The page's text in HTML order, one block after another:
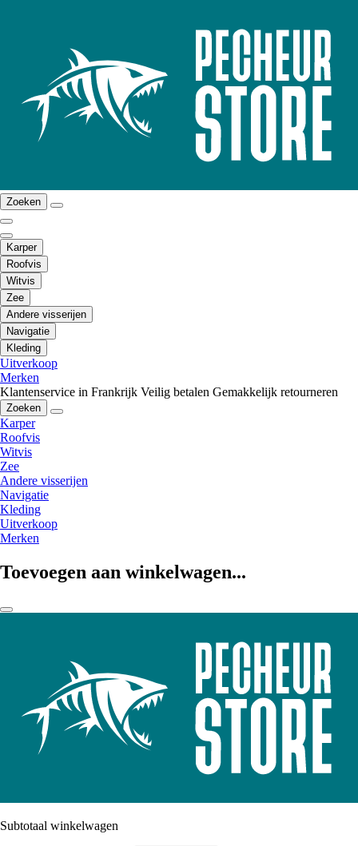
Zoeken
Karper
Roofvis
Witvis
Zee
Andere visserijen
Navigatie
Kleding
Uitverkoop
Merken
Klantenservice in Frankrijk Veilig betalen Gemakkelijk retourneren
Zoeken
Karper
Roofvis
Witvis
Zee
Andere visserijen
Navigatie
Kleding
Uitverkoop
Merken
Toevoegen aan winkelwagen...
Subtotaal winkelwagen